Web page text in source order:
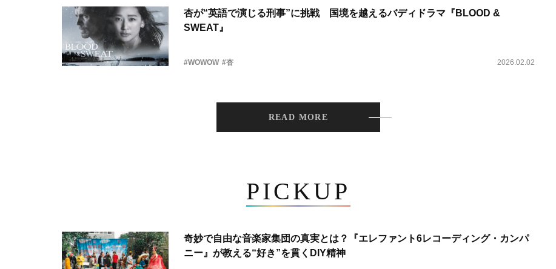
杏が“英語で演じる刑事”に挑戦 国境を越えるバディドラマ『BLOOD &
SWEAT』
#WOWOW #杏 2026.02.02
READ MORE
PICKUP
奇妙で自由な音楽家集団の真実とは？『エレファント6レコーディング・カンパ
ニー』が教える“好き”を貫くDIY精神